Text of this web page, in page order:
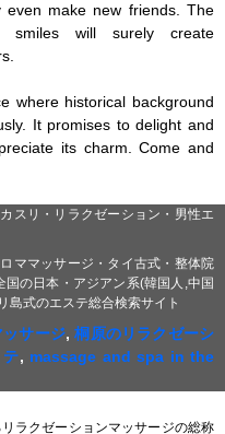
make new friends. The
smiles will surely create
where historical background
It promises to delight and
its charm. Come and
スリ・リラクゼーション・男性エ
ママッサージ・タイ古式・整体院
の日本・アジアン系(韓国人,中国
島式のエステ総合検索サイト
サージ,桐原のリラクゼーシ
, massage and spa in the
ラクゼーションマッサージの総称